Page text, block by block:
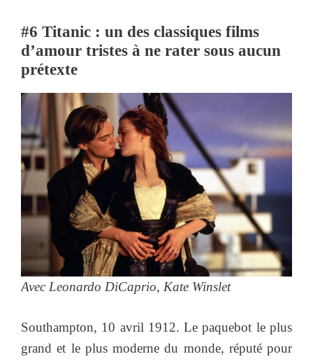
#6 Titanic : un des classiques films
d’amour tristes à ne rater sous aucun
prétexte
Avec Leonardo DiCaprio, Kate Winslet
Southampton, 10 avril 1912. Le paquebot le plus
grand et le plus moderne du monde, réputé pour